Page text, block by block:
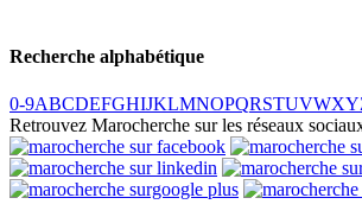
Recherche alphabétique
0-9ABCDEFGHIJKLMNOPQRSTUVWXY
Retrouvez Marocherche sur les réseaux